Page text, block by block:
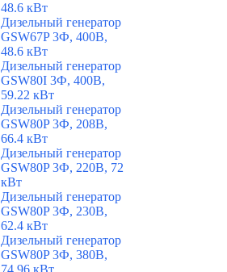
48.6 кВт
Дизельный генератор
GSW67P 3Ф, 400В,
48.6 кВт
Дизельный генератор
GSW80I 3Ф, 400В,
59.22 кВт
Дизельный генератор
GSW80P 3Ф, 208В,
66.4 кВт
Дизельный генератор
GSW80P 3Ф, 220В, 72
кВт
Дизельный генератор
GSW80P 3Ф, 230В,
62.4 кВт
Дизельный генератор
GSW80P 3Ф, 380В,